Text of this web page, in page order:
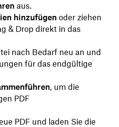
aus.
hinzufügen oder ziehen
& Drop direkt in das
nach Bedarf neu an und
für das endgültige
, um die
PDF
PDF und laden Sie die